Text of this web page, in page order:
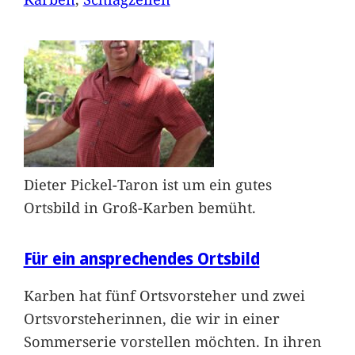
Dieter Pickel-Taron ist um ein gutes
Ortsbild in Groß-Karben bemüht.
Für ein ansprechendes Ortsbild
Karben hat fünf Ortsvorsteher und zwei
Ortsvorsteherinnen, die wir in einer
Sommerserie vorstellen möchten. In ihren